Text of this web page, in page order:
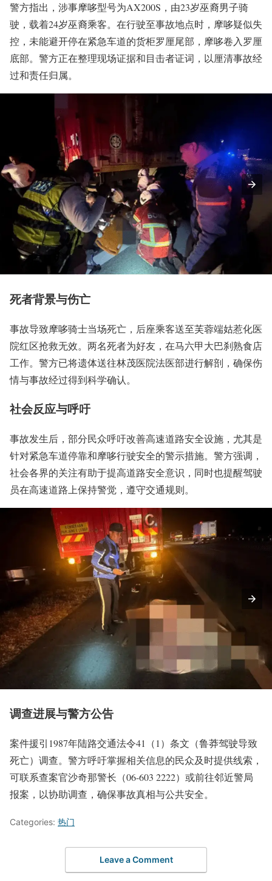
警方指出，涉事摩哆型号为AX200S，由23岁巫裔男子骑
驶，载着24岁巫裔乘客。在行驶至事故地点时，摩哆疑似失
控，未能避开停在紧急车道的货柜罗厘尾部，摩哆卷入罗厘
底部。警方正在整理现场证据和目击者证词，以厘清事故经
过和责任归属。
死者背景与伤亡
事故导致摩哆骑士当场死亡，后座乘客送至芙蓉端姑惹化医
院红区抢救无效。两名死者为好友，在马六甲大巴刹熟食店
工作。警方已将遗体送往林茂医院法医部进行解剖，确保伤
情与事故经过得到科学确认。
社会反应与呼吁
事故发生后，部分民众呼吁改善高速道路安全设施，尤其是
针对紧急车道停靠和摩哆行驶安全的警示措施。警方强调，
社会各界的关注有助于提高道路安全意识，同时也提醒驾驶
员在高速道路上保持警觉，遵守交通规则。
调查进展与警方公告
案件援引1987年陆路交通法令41（1）条文（鲁莽驾驶导致
死亡）调查。警方呼吁掌握相关信息的民众及时提供线索，
可联系查案官沙奇那警长（06-603 2222）或前往邻近警局
报案，以协助调查，确保事故真相与公共安全。
Categories: 热门
Leave a Comment